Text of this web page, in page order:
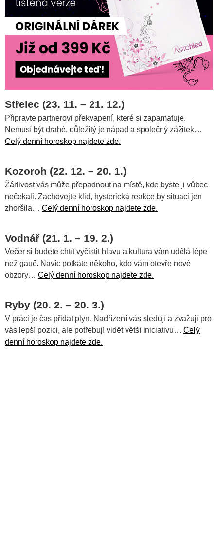
Střelec (23. 11. – 21. 12.)
Připravte partnerovi překvapení, které si zapamatuje.
Nemusí být drahé, důležitý je nápad a společný zážitek…
Celý denní horoskop najdete zde.
Kozoroh (22. 12. – 20. 1.)
Žárlivost vás může přepadnout na místě, kde byste ji vůbec
nečekali. Zachovejte klid, hysterická reakce by situaci jen
zhoršila… Celý denní horoskop najdete zde.
Vodnář (21. 1. – 19. 2.)
Večer si budete chtít vyčistit hlavu a kultura vám udělá lépe
než gauč. Navíc potkáte někoho, kdo vám otevře nové
obzory… Celý denní horoskop najdete zde.
Ryby (20. 2. – 20. 3.)
V práci je čas přidat plyn. Nadřízení vás sledují a zvažují pro
vás lepší pozici, ale potřebují vidět větší iniciativu… Celý
denní horoskop najdete zde.